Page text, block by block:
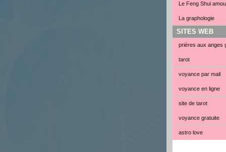
Le Feng Shui
La graphologie
SITES WEB
prières aux anges
tarot
voyance par mail
voyance en ligne
site de tarot
voyance gratuite
astro love